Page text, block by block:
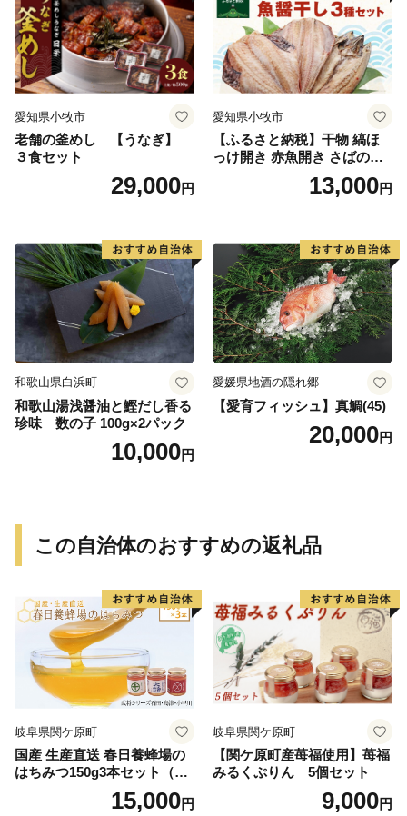
愛知県小牧市
老舗の釜めし 【うなぎ】
３食セット
29,000円
愛知県小牧市
【ふるさと納税】干物 縞ほ
っけ開き 赤魚開き さばの開
き 魚醤干し 3種 セット 詰め
合わせ 魚 おかず 肉厚 おいし
取り寄せグルメ 魚醤 ナンプ
ラー 愛知県 小牧市 冷凍 送料
無料
13,000円
和歌山県白浜町
和歌山湯浅醤油と鰹だし香る
珍味 数の子 100g×2パック
10,000円
愛媛県地酒の隠れ郷
【愛育フィッシュ】真鯛(45)
20,000円
この自治体のおすすめの返礼品
岐阜県関ケ原町
国産 生産直送 春日養蜂場の
はちみつ150g3本セット（武
将シリーズ石田・島津・小早
15,000円
岐阜県関ケ原町
【関ケ原町産苺福使用】苺福
みるくぷりん 5個セット
9,000円